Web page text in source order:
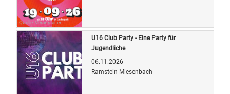
Quelle: Veranstalter
U16 Club Party - Eine Party für
Jugendliche
06.11.2026
Ramstein-Miesenbach